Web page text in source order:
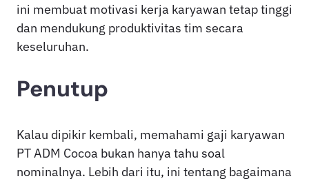
ini membuat motivasi kerja karyawan tetap tinggi
dan mendukung produktivitas tim secara
keseluruhan.
Penutup
Kalau dipikir kembali, memahami gaji karyawan
PT ADM Cocoa bukan hanya tahu soal
nominalnya. Lebih dari itu, ini tentang bagaimana